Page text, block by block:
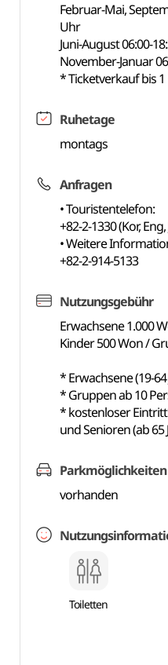
Februar-Mai,
Uhr
Juni-August 06:00-
November-Januar
* Ticketverkauf bis
Ruhetage
montags
Anfragen
• Touristentelefon:
+82-2-1330 (Kor,
• Weitere
+82-2-914-5133
Nutzungsgebühr
Erwachsene 1.000
Kinder 500 Won /
* Erwachsene (19-
* Gruppen ab 10
* kostenloser
und Senioren (ab 65
Parkmöglichkeiten
vorhanden
Toiletten